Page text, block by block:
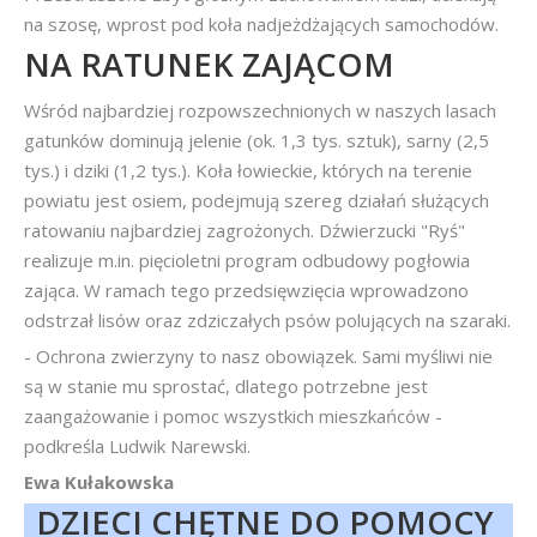
na szosę, wprost pod koła nadjeżdżających samochodów.
NA RATUNEK ZAJĄCOM
Wśród najbardziej rozpowszechnionych w naszych lasach
gatunków dominują jelenie (ok. 1,3 tys. sztuk), sarny (2,5
tys.) i dziki (1,2 tys.). Koła łowieckie, których na terenie
powiatu jest osiem, podejmują szereg działań służących
ratowaniu najbardziej zagrożonych. Dźwierzucki "Ryś"
realizuje m.in. pięcioletni program odbudowy pogłowia
zająca. W ramach tego przedsięwzięcia wprowadzono
odstrzał lisów oraz zdziczałych psów polujących na szaraki.
- Ochrona zwierzyny to nasz obowiązek. Sami myśliwi nie
są w stanie mu sprostać, dlatego potrzebne jest
zaangażowanie i pomoc wszystkich mieszkańców -
podkreśla Ludwik Narewski.
Ewa Kułakowska
DZIECI CHĘTNE DO POMOCY